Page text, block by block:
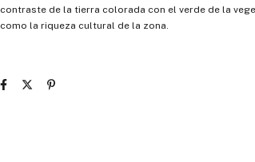
contraste de la tierra colorada con el verde de la
como la riqueza cultural de la zona.